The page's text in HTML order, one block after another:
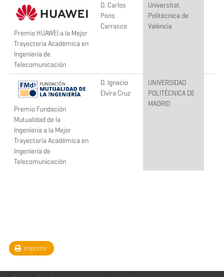
Premio HUAWEI a la Mejor
Trayectoria Académica en
Ingeniería de
Telecomunicación
D. Carlos
Pons
Carrasco
Universitat
Politècnica de
València
Premio Fundación
Mutualidad de la
Ingeniería a la Mejor
Trayectoria Académica en
Ingeniería de
Telecomunicación
D. Ignacio
Elvira Cruz
UNIVERSIDAD
POLITÉCNICA DE
MADRID
Imprimir